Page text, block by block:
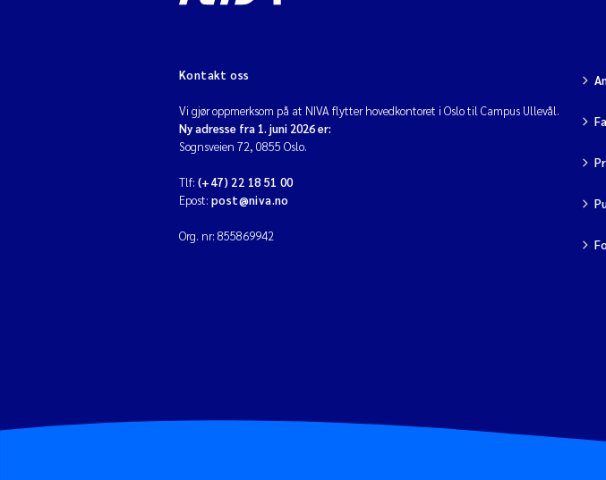
Kontakt oss
Vi gjør oppmerksom på at NIVA flytter hovedkontoret i Oslo til Campus Ullevål.
Ny adresse fra 1. juni 2026 er:
Sognsveien 72, 0855 Oslo.
Tlf: (+47) 22 18 51 00
Epost: post@niva.no
Org. nr: 855869942